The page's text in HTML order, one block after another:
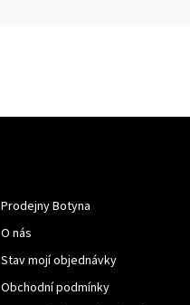
Prodejny Botyna
O nás
Stav mojí objednávky
Obchodní podmínky